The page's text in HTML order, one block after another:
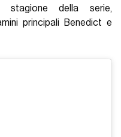
della serie,
principali Benedict e